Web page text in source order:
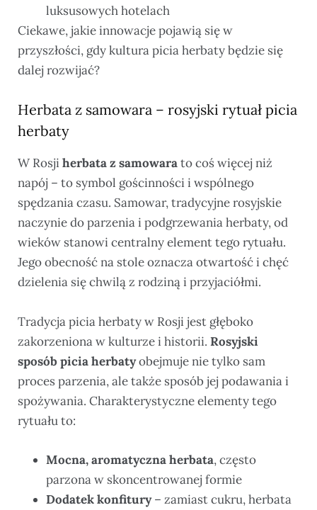
luksusowych hotelach
Ciekawe, jakie innowacje pojawią się w
przyszłości, gdy kultura picia herbaty będzie się
dalej rozwijać?
Herbata z samowara – rosyjski rytuał picia
herbaty
W Rosjiherbata z samowarato coś więcej niż
napój – to symbol gościnności i wspólnego
spędzania czasu. Samowar, tradycyjne rosyjskie
naczynie do parzenia i podgrzewania herbaty, od
wieków stanowi centralny element tego rytuału.
Jego obecność na stole oznacza otwartość i chęć
dzielenia się chwilą z rodziną i przyjaciółmi.
Tradycja picia herbaty w Rosji jest głęboko
zakorzeniona w kulturze i historii. Rosyjski
sposób picia herbatyobejmuje nie tylko sam
proces parzenia, ale także sposób jej podawania i
spożywania. Charakterystyczne elementy tego
rytuału to:
Mocna, aromatyczna herbata, często
parzona w skoncentrowanej formie
Dodatek konfitury– zamiast cukru, herbata